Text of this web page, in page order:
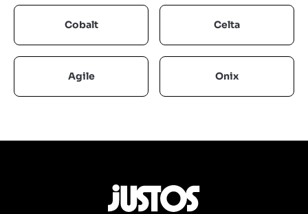
Cobalt Celta
Agile Onix